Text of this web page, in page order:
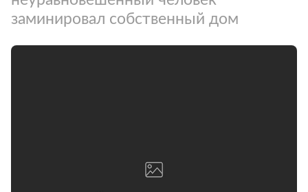
заминировал собственный дом